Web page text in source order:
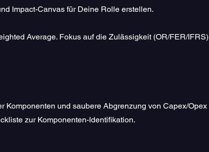
Impact-Canvas für Deine Rolle erstellen.
Average. Fokus auf die Zulässigkeit (OR/FER/IFRS)
Komponenten und saubere Abgrenzung von Capex/Opex
zur Komponenten-Identifikation.